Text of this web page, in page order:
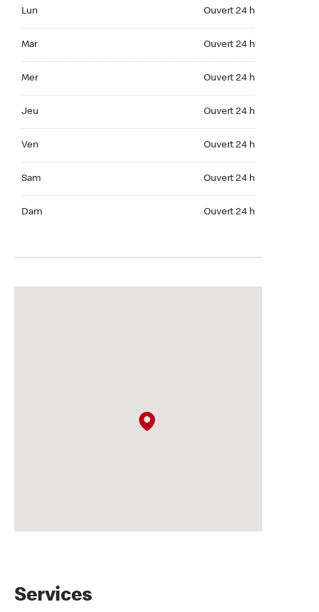
Lun Ouvert 24 h
Mar Ouvert 24 h
Mer Ouvert 24 h
Jeu Ouvert 24 h
Ven Ouvert 24 h
Sam Ouvert 24 h
Dam Ouvert 24 h
Services